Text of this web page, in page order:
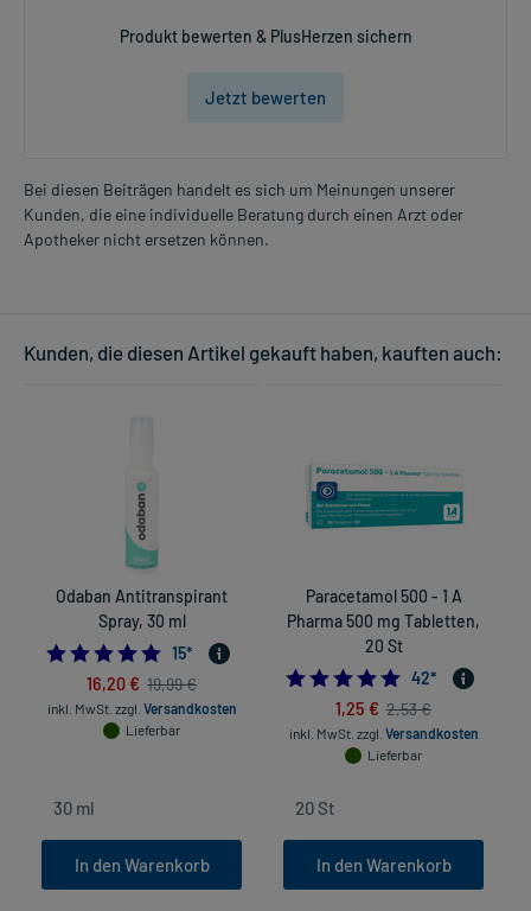
Produkt bewerten & PlusHerzen sichern
Jetzt bewerten
Bei diesen Beiträgen handelt es sich um Meinungen unserer
Kunden, die eine individuelle Beratung durch einen Arzt oder
Apotheker nicht ersetzen können.
Kunden, die diesen Artikel gekauft haben, kauften auch:
Odaban Antitranspirant
Spray, 30 ml
4.733333333333333
15*
16,20 € 19,99 €
inkl. MwSt. zzgl. Versandkosten
Lieferbar
In den Warenkorb
Paracetamol 500 - 1 A
Pharma 500 mg Tabletten,
20 St
42*
1,25 € 2,53 €
inkl. MwSt. zzgl. Versandkosten
Lieferbar
In den Warenkorb